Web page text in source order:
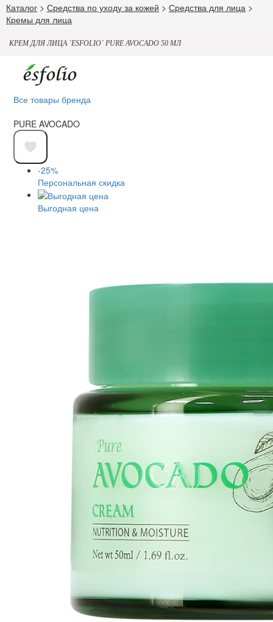
Каталог > Средства по уходу за кожей > Средства для лица >
Кремы для лица
КРЕМ ДЛЯ ЛИЦА `ESFOLIO` PURE AVOCADO 50 МЛ
Все товары бренда
PURE AVOCADO
-25%
Персональная скидка
Выгодная цена